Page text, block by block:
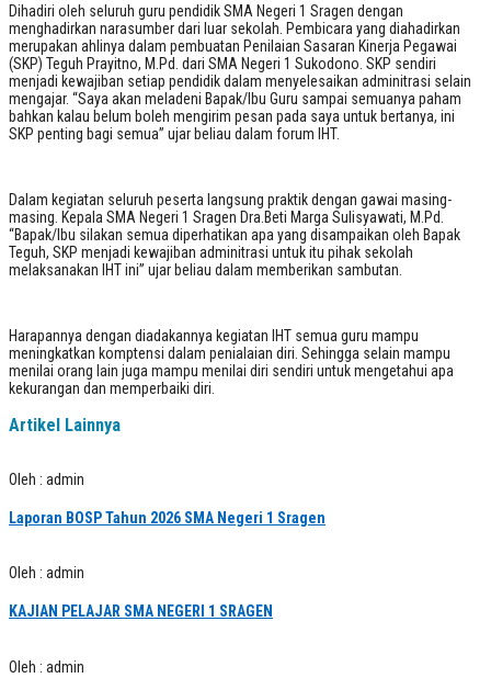
Dihadiri oleh seluruh guru pendidik SMA Negeri 1 Sragen dengan
menghadirkan narasumber dari luar sekolah. Pembicara yang diahadirkan
merupakan ahlinya dalam pembuatan Penilaian Sasaran Kinerja Pegawai
(SKP) Teguh Prayitno, M.Pd. dari SMA Negeri 1 Sukodono. SKP sendiri
menjadi kewajiban setiap pendidik dalam menyelesaikan adminitrasi selain
mengajar. “Saya akan meladeni Bapak/Ibu Guru sampai semuanya paham
bahkan kalau belum boleh mengirim pesan pada saya untuk bertanya, ini
SKP penting bagi semua” ujar beliau dalam forum IHT.
Dalam kegiatan seluruh peserta langsung praktik dengan gawai masing-
masing. Kepala SMA Negeri 1 Sragen Dra.Beti Marga Sulisyawati, M.Pd.
“Bapak/Ibu silakan semua diperhatikan apa yang disampaikan oleh Bapak
Teguh, SKP menjadi kewajiban adminitrasi untuk itu pihak sekolah
melaksanakan IHT ini” ujar beliau dalam memberikan sambutan.
Harapannya dengan diadakannya kegiatan IHT semua guru mampu
meningkatkan komptensi dalam penialaian diri. Sehingga selain mampu
menilai orang lain juga mampu menilai diri sendiri untuk mengetahui apa
kekurangan dan memperbaiki diri.
Artikel Lainnya
Oleh : admin
Laporan BOSP Tahun 2026 SMA Negeri 1 Sragen
Oleh : admin
KAJIAN PELAJAR SMA NEGERI 1 SRAGEN
Oleh : admin